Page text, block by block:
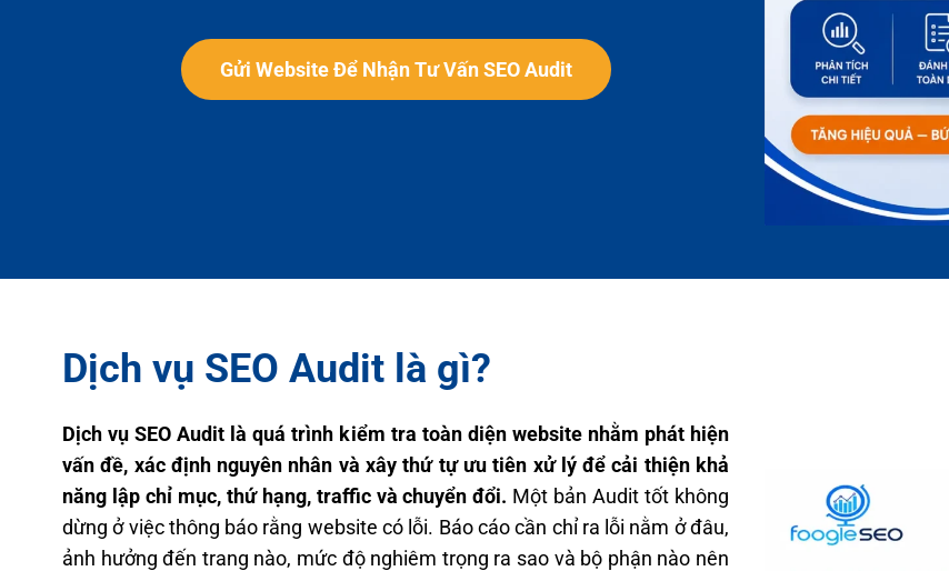
Gửi Website Để Nhận Tư Vấn SEO Audit
Dịch vụ SEO Audit là gì?
Dịch vụ SEO Audit là quá trình kiểm tra toàn diện website nhằm phát hiện
vấn đề, xác định nguyên nhân và xây thứ tự ưu tiên xử lý để cải thiện khả
năng lập chỉ mục, thứ hạng, traffic và chuyển đổi. Một bản Audit tốt không
dừng ở việc thông báo rằng website có lỗi. Báo cáo cần chỉ ra lỗi nằm ở đâu,
ảnh hưởng đến trang nào, mức độ nghiêm trọng ra sao và bộ phận nào nên